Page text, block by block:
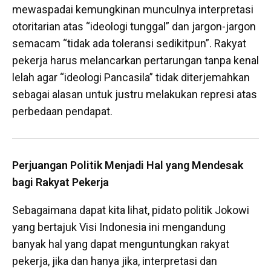
mewaspadai kemungkinan munculnya interpretasi
otoritarian atas “ideologi tunggal” dan jargon-jargon
semacam “tidak ada toleransi sedikitpun”. Rakyat
pekerja harus melancarkan pertarungan tanpa kenal
lelah agar “ideologi Pancasila” tidak diterjemahkan
sebagai alasan untuk justru melakukan represi atas
perbedaan pendapat.
Perjuangan Politik Menjadi Hal yang Mendesak
bagi Rakyat Pekerja
Sebagaimana dapat kita lihat, pidato politik Jokowi
yang bertajuk Visi Indonesia ini mengandung
banyak hal yang dapat menguntungkan rakyat
pekerja, jika dan hanya jika, interpretasi dan